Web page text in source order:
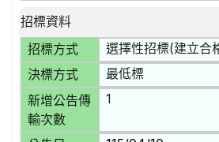
招標資料
招標方式
選擇性招標(建立合
決標方式 最低標
新增公告傳
輸次數
1